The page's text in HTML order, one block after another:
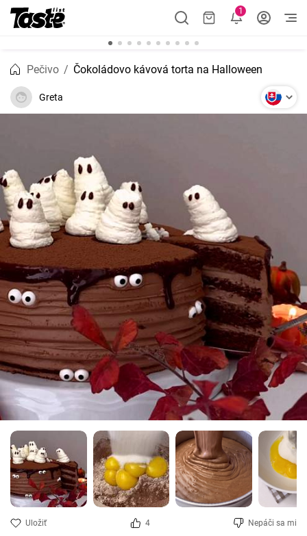
1
Pečivo Čokoládovo kávová torta na Halloween
Greta
Uložiť 4 Nepáči sa mi